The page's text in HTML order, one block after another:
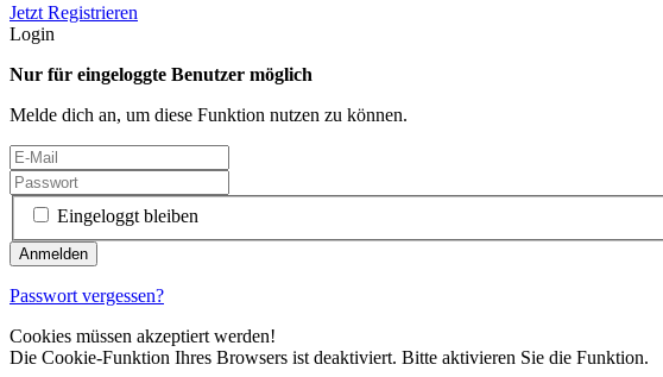
Jetzt Registrieren
Login
Nur für eingeloggte Benutzer möglich
Melde dich an, um diese Funktion nutzen zu können.
Eingeloggt bleiben
Passwort vergessen?
Cookies müssen akzeptiert werden!
Die Cookie-Funktion Ihres Browsers ist deaktiviert. Bitte aktivieren Sie die Funktion.